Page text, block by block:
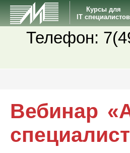
Курсы для
IT специалистов
Телефон:
Вебинар